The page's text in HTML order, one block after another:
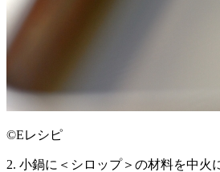
©Eレシピ
2. 小鍋に＜シロップ＞の材料を中火